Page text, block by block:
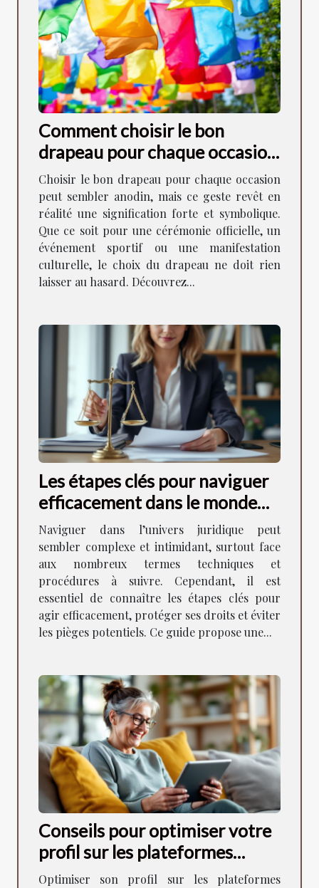
Comment choisir le bon
drapeau pour chaque occasion
?
Choisir le bon drapeau pour chaque occasion
peut sembler anodin, mais ce geste revêt en
réalité une signification forte et symbolique.
Que ce soit pour une cérémonie officielle, un
événement sportif ou une manifestation
culturelle, le choix du drapeau ne doit rien
laisser au hasard. Découvrez...
Les étapes clés pour naviguer
efficacement dans le monde
juridique
Naviguer dans l’univers juridique peut
sembler complexe et intimidant, surtout face
aux nombreux termes techniques et
procédures à suivre. Cependant, il est
essentiel de connaître les étapes clés pour
agir efficacement, protéger ses droits et éviter
les pièges potentiels. Ce guide propose une...
Conseils pour optimiser votre
profil sur les plateformes
dédiées aux seniors
Optimiser son profil sur les plateformes